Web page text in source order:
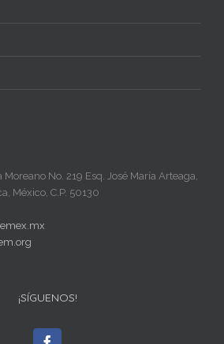
No. 219 Esq. José María Arteaga,
México, C.P. 50130
¡SÍGUENOS!